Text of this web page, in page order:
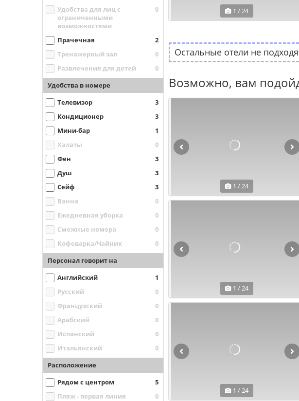
Удобства для лиц с
ограниченными
возможностями
0
Прачечная
2
Тренажерный зал
0
Развлечения для детей
0
Удобства в номере
Телевизор
3
Кондиционер
3
Мини-бар
1
Халаты
0
Фен
3
Душ
3
Сейф
3
Ванна
0
Ежедневная уборка
0
Смежные номера
0
Кофеварка/Чайник
0
Персонал говорит на
Английский
1
Русский
0
Французский
0
Арабский
0
Испанский
0
Итальянский
0
Расположение
Рядом с центром
5
Пляж - первая линия
0
1 / 24
Остальные отели не
Возможно, вам
1 / 24
1 / 24
1 / 24